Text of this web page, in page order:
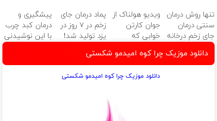
تنها روش درمان
سنتی درمان
جای زخم درخانه
(هفت روزه با
مشاوره رایگان)
ویدیو هولناک از
جوان کارتن
خوابی که
آموزش رایگان
پماد درمان جای
زخم در ۷ روز در
یزد تولید شد!
پیشگیری و
درمان کبد چرب
با این نوشیدنی
دانلود موزیک چرا كوه اميدمو شكستی
دانلود موزیک چرا كوه اميدمو شكستی